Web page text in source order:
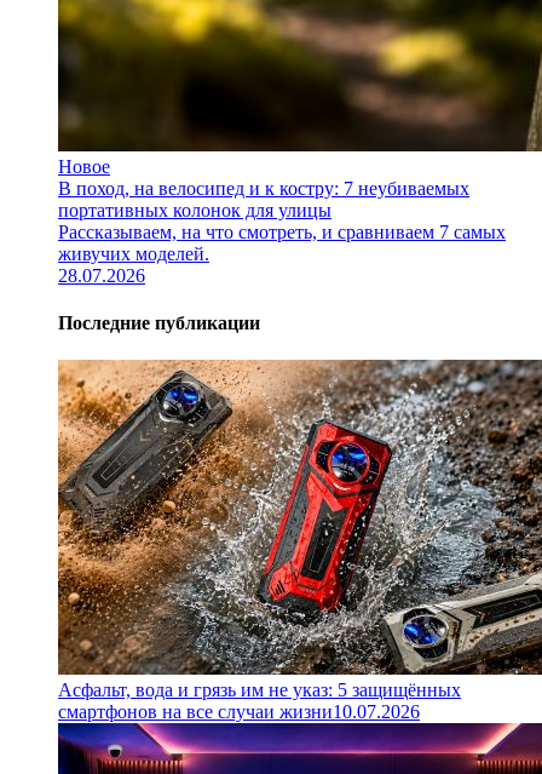
Новое
В поход, на велосипед и к костру: 7 неубиваемых
портативных колонок для улицы
Рассказываем, на что смотреть, и сравниваем 7 самых
живучих моделей.
28.07.2026
Последние публикации
Асфальт, вода и грязь им не указ: 5 защищённых
смартфонов на все случаи жизни10.07.2026